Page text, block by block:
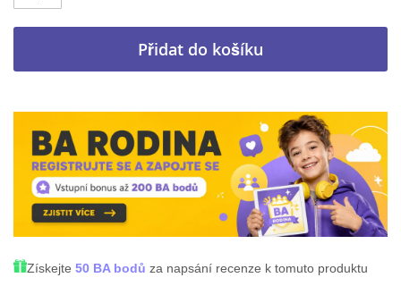
Přidat do košíku
Získejte 50 BA bodů za napsání recenze k tomuto produktu